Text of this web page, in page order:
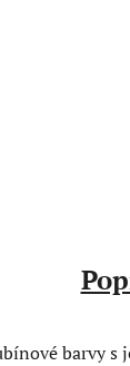
barvy s